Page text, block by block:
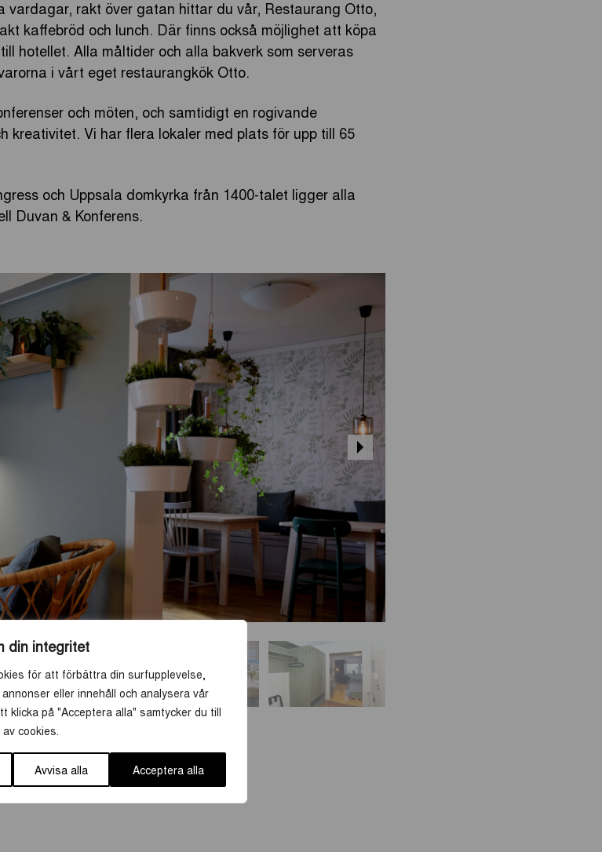
din integritet
för att förbättra din surfupplevelse,
eller innehåll och analysera vår
klicka på "Acceptera alla" samtycker du till
cookies.
Avvisa alla Acceptera alla
vardagar, rakt över gatan hittar du vår, Restaurang Otto,
kaffebröd och lunch. Där finns också möjlighet att köpa
hotellet. Alla måltider och alla bakverk som serveras
i vårt eget restaurangkök Otto.
och möten, och samtidigt en rogivande
kreativitet. Vi har flera lokaler med plats för upp till 65
och Uppsala domkyrka från 1400-talet ligger alla
Duvan & Konferens.